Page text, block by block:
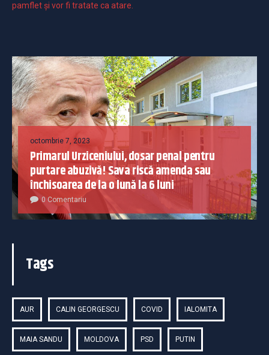
pamflet și vor fi tratate ca atare.
octombrie 7, 2023
Primarul Urziceniului, dosar penal pentru
purtare abuzivă! Sava riscă amenda sau
închisoarea de la o lună la 6 luni
0 Comentariu
Tags
AUR CALIN GEORGESCU COVID IALOMITA
MAIA SANDU MOLDOVA PSD PUTIN